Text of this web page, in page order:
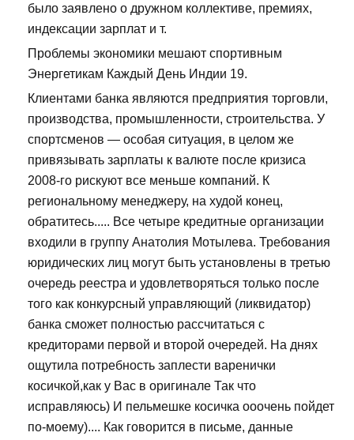
было заявлено о дружном коллективе, премиях,
индексации зарплат и т.
Проблемы экономики мешают спортивным
Энергетикам Каждый День Индии 19.
Клиентами банка являются предприятия торговли,
производства, промышленности, строительства. У
спортсменов — особая ситуация, в целом же
привязывать зарплаты к валюте после кризиса
2008-го рискуют все меньше компаний. К
региональному менеджеру, на худой конец,
обратитесь..... Все четыре кредитные организации
входили в группу Анатолия Мотылева. Требования
юридических лиц могут быть установлены в третью
очередь реестра и удовлетворяться только после
того как конкурсный управляющий (ликвидатор)
банка сможет полностью рассчитаться с
кредиторами первой и второй очередей. На днях
ощутила потребность заплести варенички
косичкой,как у Вас в оригинале Так что
исправляюсь) И пельмешке косичка ооочень пойдет
по-моему).... Как говорится в письме, данные